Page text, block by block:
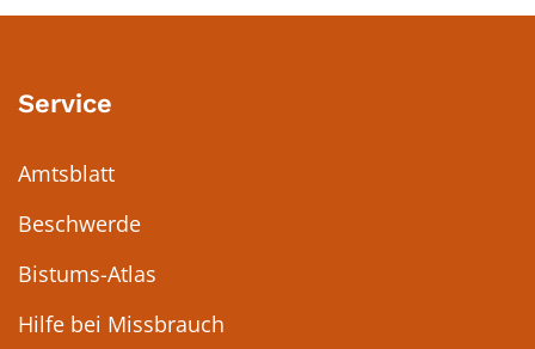
Service
Amtsblatt
Beschwerde
Bistums-Atlas
Hilfe bei Missbrauch